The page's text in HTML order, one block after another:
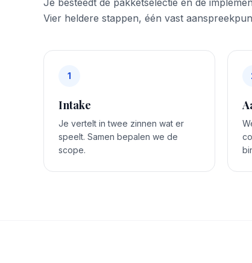
Vier heldere stappen, één vast
1
Intake
Je vertelt in twee zinnen wat er
speelt. Samen bepalen we de
scope.